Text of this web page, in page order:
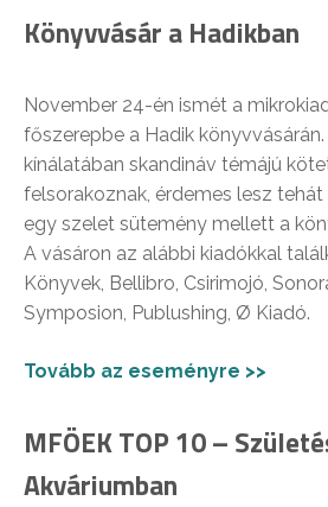
Könyvvásár a Hadikban
November 24-én ismét a
főszerepbe a Hadik
kínálatában skandináv témájú
felsorakoznak, érdemes lesz
egy szelet sütemény mellett a
A vásáron az alábbi kiadókkal
Könyvek, Bellibro, Csirimojó,
Symposion, Publushing, Ø Kiadó.
Tovább az eseményre >>
MFÖEK TOP 10 –
Akváriumban